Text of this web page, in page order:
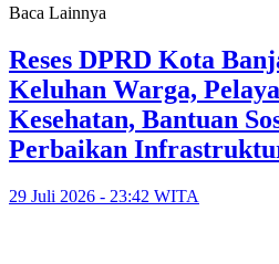
Baca Lainnya
Reses DPRD Kota
Keluhan Warga,
Kesehatan, Bantuan
Perbaikan
29 Juli 2026 - 23:42 WITA